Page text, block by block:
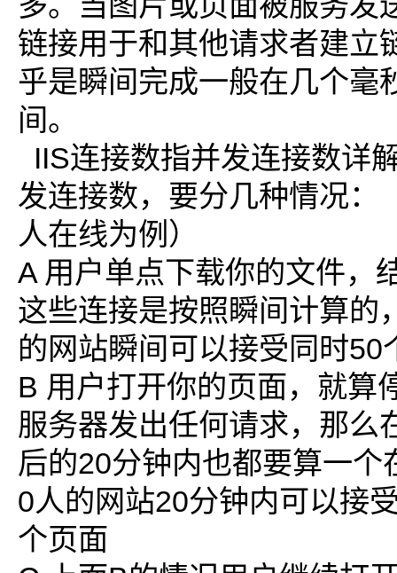
链接用于和其他请求者建立
乎是瞬间完成一般在几个毫
间。
IIS连接数指并发连接数详
发连接数，要分几种情况：
人在线为例）
A 用户单点下载你的文件，
这些连接是按照瞬间计算的
的网站瞬间可以接受同时50
B 用户打开你的页面，就算
服务器发出任何请求，那么
后的20分钟内也都要算一个
0人的网站20分钟内可以接
个页面